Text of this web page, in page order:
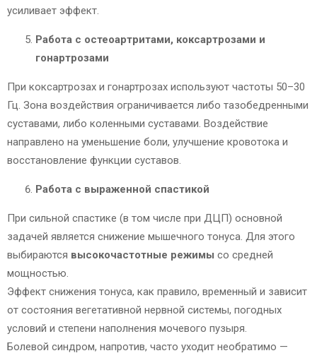
усиливает эффект.
Работа с остеоартритами, коксартрозами и
гонартрозами
При коксартрозах и гонартрозах используют частоты 50–30
Гц. Зона воздействия ограничивается либо тазобедренными
суставами, либо коленными суставами. Воздействие
направлено на уменьшение боли, улучшение кровотока и
восстановление функции суставов.
Работа с выраженной спастикой
При сильной спастике (в том числе при ДЦП) основной
задачей является снижение мышечного тонуса. Для этого
выбираются высокочастотные режимы со средней
мощностью.
Эффект снижения тонуса, как правило, временный и зависит
от состояния вегетативной нервной системы, погодных
условий и степени наполнения мочевого пузыря.
Болевой синдром, напротив, часто уходит необратимо —